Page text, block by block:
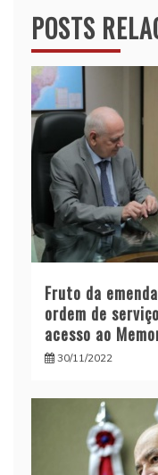
POSTS
Fruto da
ordem de
acesso ao
30/11/2022